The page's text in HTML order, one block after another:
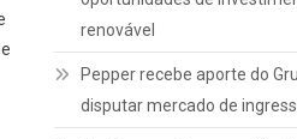
renovável
Pepper recebe aporte do
disputar mercado de